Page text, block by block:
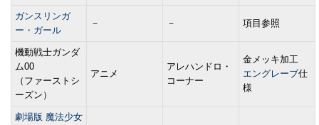
ガンスリンガ
ー・ガール
－ － 項目参照
機動戦士ガンダ
ム00
（ファーストシ
ーズン）
アニメ
アレハンドロ・
コーナー
金メッキ加工
エングレーブ仕
様
劇場版 魔法少女